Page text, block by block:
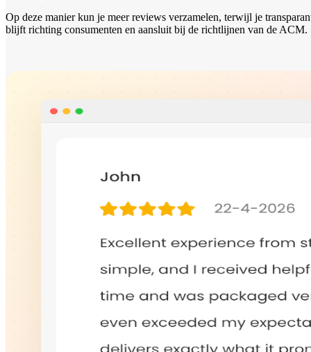
Op deze manier kun je meer reviews verzamelen, terwijl je
blijft richting consumenten en aansluit bij de richtlijnen van de ACM.